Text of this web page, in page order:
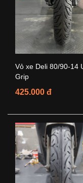
Vỏ xe Deli 80/90-14
Grip
425.000 đ